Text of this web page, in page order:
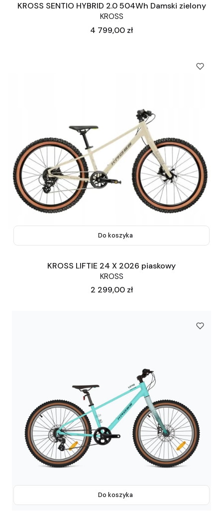
KROSS SENTIO HYBRID 2.0 504Wh Damski zielony
KROSS
Cena
4 799,00 zł
Do koszyka
KROSS LIFTIE 24 X 2026 piaskowy
KROSS
Cena
2 299,00 zł
Do koszyka